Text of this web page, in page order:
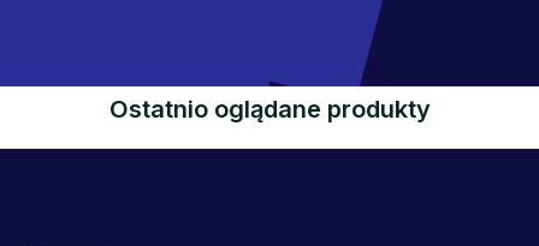
Ostatnio oglądane produkty